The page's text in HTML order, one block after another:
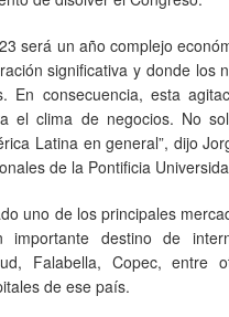
será un año complejo
significativa y donde los
En consecuencia, esta
el clima de negocios. No
Latina en general”, dijo
de la Pontificia
uno de los principales
destino de
Falabella, Copec, entre
de ese país.